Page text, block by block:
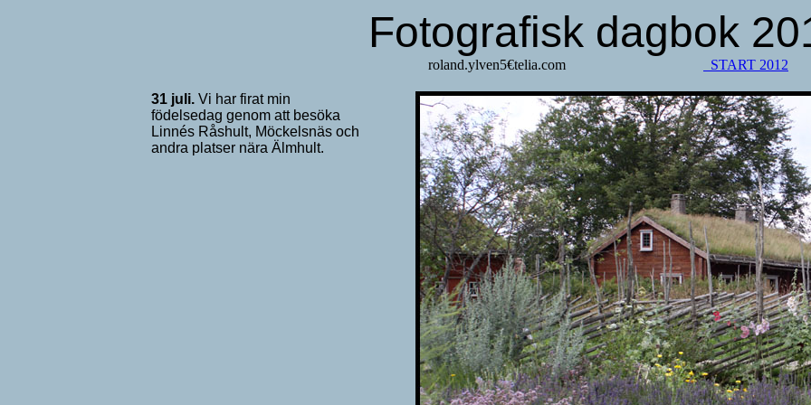
Fotografisk dagbok
roland.ylven5€telia.com START 2012
31 juli. Vi har firat min
födelsedag genom att besöka
Linnés Råshult, Möckelsnäs och
andra platser nära Älmhult.